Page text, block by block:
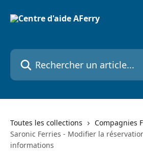
Rechercher un article...
Toutes les collections
Compagnies
Saronic Ferries - Modifier la
informations